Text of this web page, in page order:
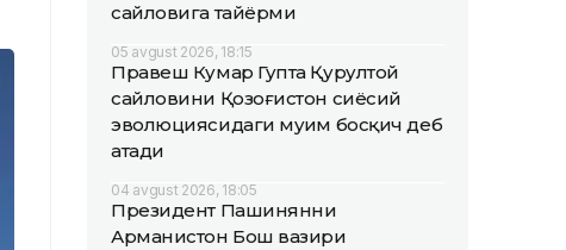
сайловига тайёрми
05 avgust 2026, 18:15
Правеш Кумар Гупта Қурултой
сайловини Қозоғистон сиёсий
эволюциясидаги муҳим босқич деб
атади
04 avgust 2026, 18:05
Президент Пашинянни
Арманистон Бош вазири